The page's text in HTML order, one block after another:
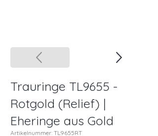
Trauringe TL9655 -
Rotgold (Relief) |
Eheringe aus Gold
Artikelnummer: TL9655RT